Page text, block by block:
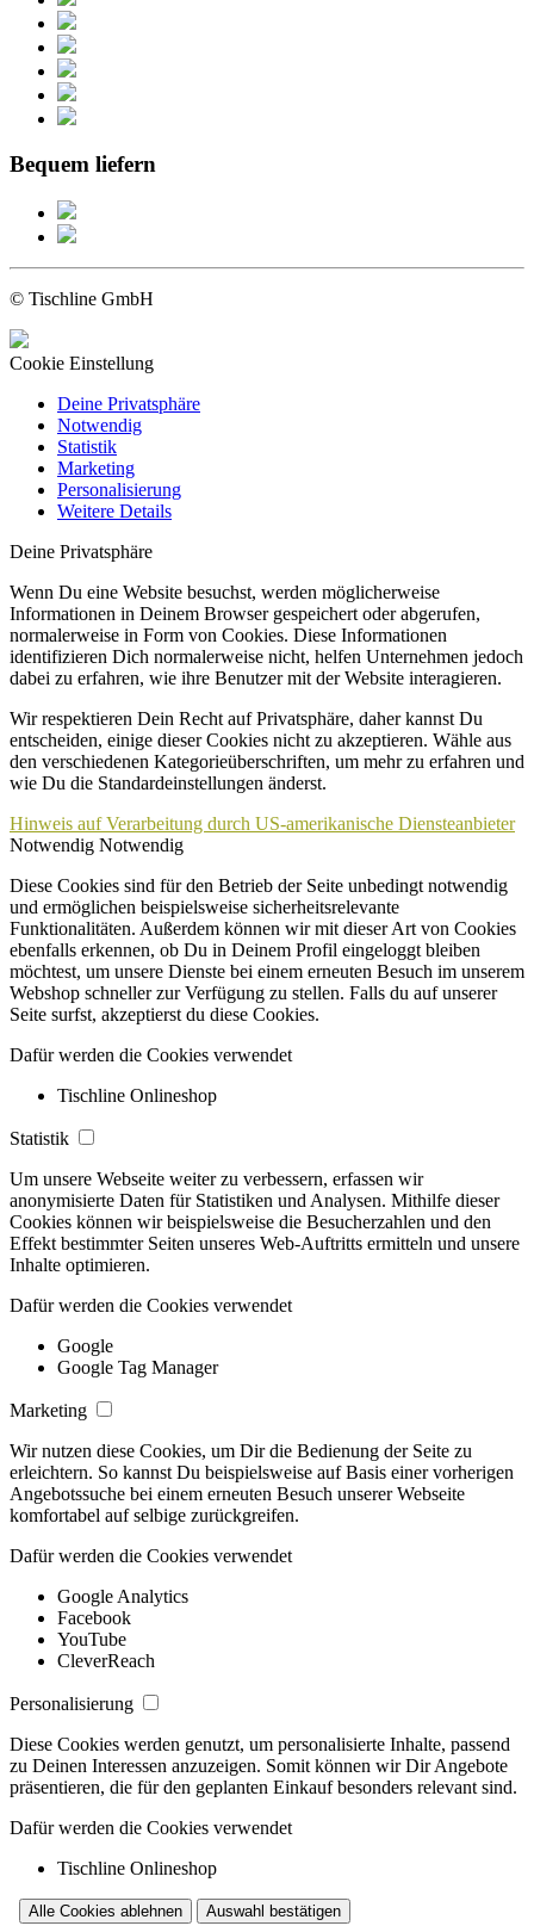
Bequem liefern
© Tischline GmbH
Cookie Einstellung
Deine Privatsphäre
Notwendig
Statistik
Marketing
Personalisierung
Weitere Details
Deine Privatsphäre
Wenn Du eine Website besuchst, werden möglicherweise
Informationen in Deinem Browser gespeichert oder abgerufen,
normalerweise in Form von Cookies. Diese Informationen
identifizieren Dich normalerweise nicht, helfen Unternehmen jedoch
dabei zu erfahren, wie ihre Benutzer mit der Website interagieren.
Wir respektieren Dein Recht auf Privatsphäre, daher kannst Du
entscheiden, einige dieser Cookies nicht zu akzeptieren. Wähle aus
den verschiedenen Kategorieüberschriften, um mehr zu erfahren und
wie Du die Standardeinstellungen änderst.
Hinweis auf Verarbeitung durch US-amerikanische Diensteanbieter
Notwendig Notwendig
Diese Cookies sind für den Betrieb der Seite unbedingt notwendig
und ermöglichen beispielsweise sicherheitsrelevante
Funktionalitäten. Außerdem können wir mit dieser Art von Cookies
ebenfalls erkennen, ob Du in Deinem Profil eingeloggt bleiben
möchtest, um unsere Dienste bei einem erneuten Besuch im unserem
Webshop schneller zur Verfügung zu stellen. Falls du auf unserer
Seite surfst, akzeptierst du diese Cookies.
Dafür werden die Cookies verwendet
Tischline Onlineshop
Statistik
Um unsere Webseite weiter zu verbessern, erfassen wir
anonymisierte Daten für Statistiken und Analysen. Mithilfe dieser
Cookies können wir beispielsweise die Besucherzahlen und den
Effekt bestimmter Seiten unseres Web-Auftritts ermitteln und unsere
Inhalte optimieren.
Dafür werden die Cookies verwendet
Google
Google Tag Manager
Marketing
Wir nutzen diese Cookies, um Dir die Bedienung der Seite zu
erleichtern. So kannst Du beispielsweise auf Basis einer vorherigen
Angebotssuche bei einem erneuten Besuch unserer Webseite
komfortabel auf selbige zurückgreifen.
Dafür werden die Cookies verwendet
Google Analytics
Facebook
YouTube
CleverReach
Personalisierung
Diese Cookies werden genutzt, um personalisierte Inhalte, passend
zu Deinen Interessen anzuzeigen. Somit können wir Dir Angebote
präsentieren, die für den geplanten Einkauf besonders relevant sind.
Dafür werden die Cookies verwendet
Tischline Onlineshop
Alle Cookies ablehnen Auswahl bestätigen